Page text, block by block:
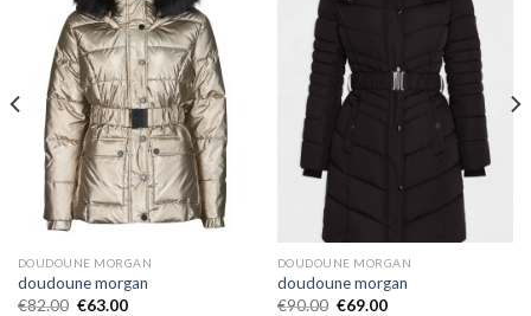
DOUDOUNE MORGAN
doudoune morgan
€82.00 €63.00
DOUDOUNE MORGAN
doudoune morgan
€90.00 €69.00